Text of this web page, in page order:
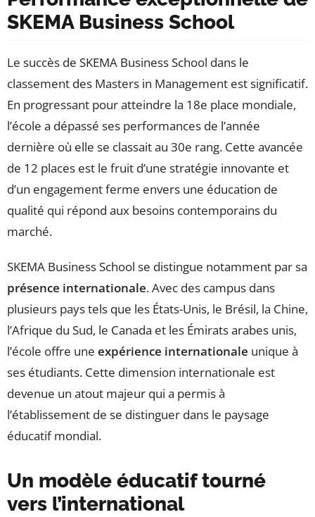
SKEMA Business School
Le succès de SKEMA Business School dans le
classement des Masters in Management est significatif.
En progressant pour atteindre la 18e place mondiale,
l’école a dépassé ses performances de l’année
dernière où elle se classait au 30e rang. Cette avancée
de 12 places est le fruit d’une stratégie innovante et
d’un engagement ferme envers une éducation de
qualité qui répond aux besoins contemporains du
marché.
SKEMA Business School se distingue notamment par sa
présence internationale. Avec des campus dans
plusieurs pays tels que les États-Unis, le Brésil, la Chine,
l’Afrique du Sud, le Canada et les Émirats arabes unis,
l’école offre une expérience internationale unique à
ses étudiants. Cette dimension internationale est
devenue un atout majeur qui a permis à
l’établissement de se distinguer dans le paysage
éducatif mondial.
Un modèle éducatif tourné
vers l’international